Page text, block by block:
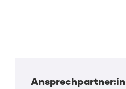
Ansprechpartner:in